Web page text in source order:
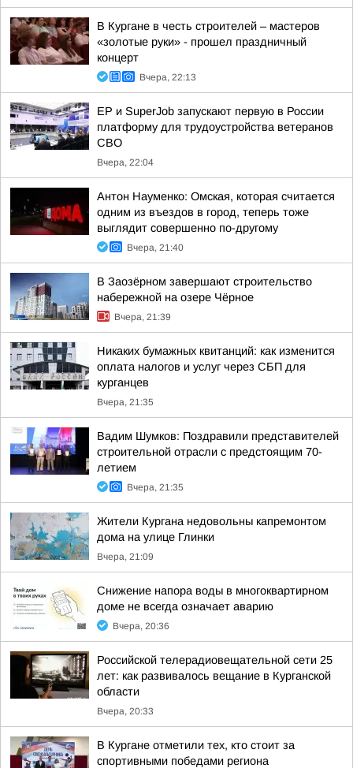
В Кургане в честь строителей – мастеров
«золотые руки» - прошел праздничный
концерт
Вчера, 22:13
ЕР и SuperJob запускают первую в России
платформу для трудоустройства ветеранов
СВО
Вчера, 22:04
Антон Науменко: Омская, которая считается
одним из въездов в город, теперь тоже
выглядит совершенно по-другому
Вчера, 21:40
В Заозёрном завершают строительство
набережной на озере Чёрное
Вчера, 21:39
Никаких бумажных квитанций: как изменится
оплата налогов и услуг через СБП для
курганцев
Вчера, 21:35
Вадим Шумков: Поздравили представителей
строительной отрасли с предстоящим 70-
летием
Вчера, 21:35
Жители Кургана недовольны капремонтом
дома на улице Глинки
Вчера, 21:09
Снижение напора воды в многоквартирном
доме не всегда означает аварию
Вчера, 20:36
Российской телерадиовещательной сети 25
лет: как развивалось вещание в Курганской
области
Вчера, 20:33
В Кургане отметили тех, кто стоит за
спортивными победами региона